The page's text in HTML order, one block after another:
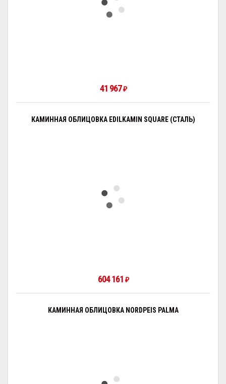
41 967₽
КАМИННАЯ ОБЛИЦОВКА EDILKAMIN SQUARE (СТАЛЬ)
604 161 ₽
КАМИННАЯ ОБЛИЦОВКА NORDPEIS PALMA